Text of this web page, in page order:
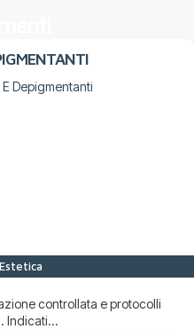
controllata e protocolli
Indicati...